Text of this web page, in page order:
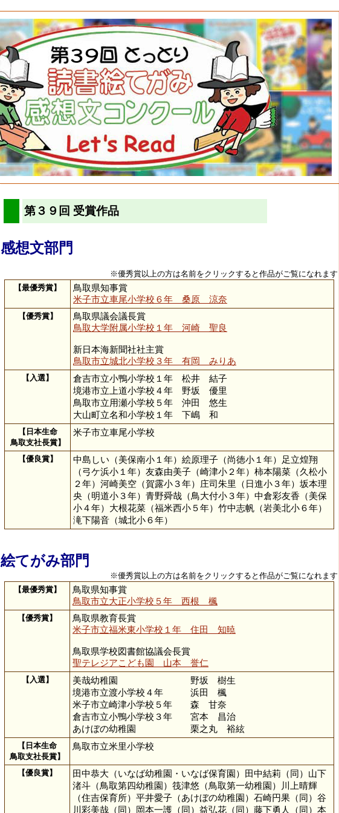
第３９回 受賞作品
感想文部門
※優秀賞以上の方は名前をクリックすると作品がご覧になれます
【最優秀賞】
鳥取県知事賞
米子市立車尾小学校６年 桑原 涼奈
【優秀賞】
鳥取県議会議長賞
鳥取大学附属小学校１年 河崎 聖良
新日本海新聞社社主賞
鳥取市立城北小学校３年 有岡 みりあ
【入選】
倉吉市立小鴨小学校１年 松井 結子
境港市立上道小学校４年 野坂 優里
鳥取市立用瀬小学校５年 沖田 悠生
大山町立名和小学校１年 下嶋 和
【日本生命
鳥取支社長賞】
米子市立車尾小学校
【優良賞】
中島しい（美保南小１年）絵原理子（尚徳小１年）足立煌翔
（弓ケ浜小１年）友森由美子（崎津小２年）柿本陽菜（久松小
２年）河崎美空（賀露小３年）庄司朱里（日進小３年）坂本理
央（明道小３年）青野舜哉（鳥大付小３年）中倉彩友香（美保
小４年）大根花菜（福米西小５年）竹中志帆（岩美北小６年）
滝下陽音（城北小６年）
絵てがみ部門
※優秀賞以上の方は名前をクリックすると作品がご覧になれます
【最優秀賞】
鳥取県知事賞
鳥取市立大正小学校５年 西根 楓
【優秀賞】
鳥取県教育長賞
米子市立福米東小学校１年 住田 知暁
鳥取県学校図書館協議会長賞
聖テレジアこども園 山本 誉仁
【入選】
美哉幼稚園 野坂 樹生
境港市立渡小学校４年 浜田 楓
米子市立崎津小学校５年 森 甘奈
倉吉市立小鴨小学校３年 宮本 昌治
あけぼの幼稚園 栗之丸 裕絃
【日本生命
鳥取支社長賞】
鳥取市立米里小学校
【優良賞】
田中恭大（いなば幼稚園・いなば保育園）田中結莉（同）山下
渚斗（鳥取第四幼稚園）筏津悠（鳥取第一幼稚園）川上晴輝
（住吉保育所）平井愛子（あけぼの幼稚園）石崎円果（同）谷
川彩美哉（同）岡本一護（同）益弘花（同）藤下勇人（同）本